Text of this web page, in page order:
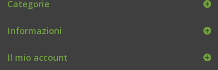
Categorie
Informazioni
Il mio account